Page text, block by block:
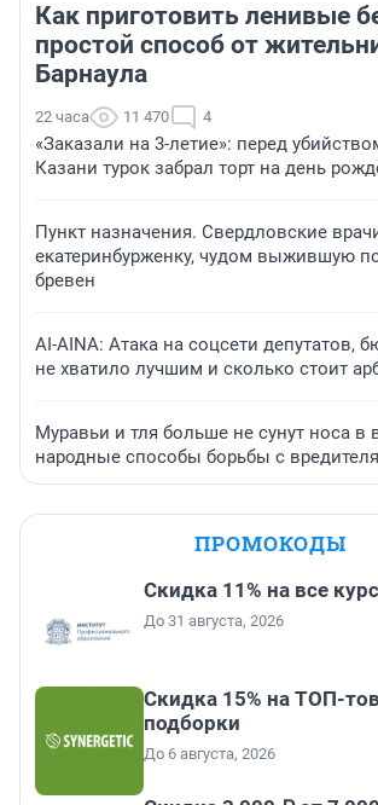
Как приготовить ленивые
простой способ от
Барнаула
22 часа 11 470 4
«Заказали на 3-летие»: перед
Казани турок забрал торт на день
Пункт назначения. Свердловские
екатеринбурженку, чудом выжившую
бревен
AI-AINA: Атака на соцсети депутатов,
не хватило лучшим и сколько стоит
Муравьи и тля больше не сунут носа в
народные способы борьбы с
ПРОМОКОДЫ
Скидка 11% на все
До 31 августа, 2026
Скидка 15% на ТОП-
подборки
До 6 августа, 2026